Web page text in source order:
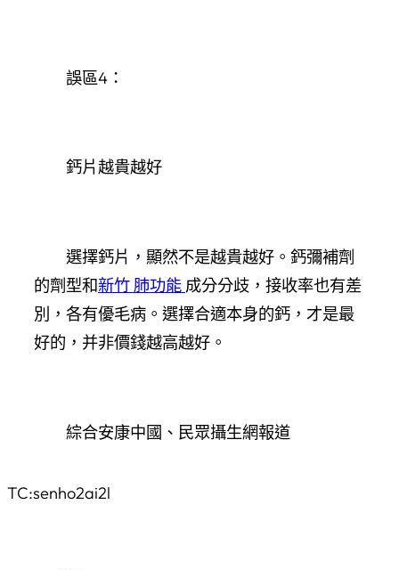
誤區4：
鈣片越貴越好
選擇鈣片，顯然不是越貴越好。鈣彌補劑
的劑型和新竹 肺功能 成分分歧，接收率也有差
別，各有優毛病。選擇合適本身的鈣，才是最
好的，并非價錢越高越好。
綜合安康中國、民眾攝生網報道
TC:senho2ai2l